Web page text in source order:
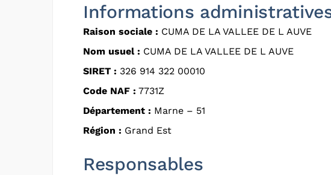
Informations
Raison sociale : CUMA DE LA VALLEE DE L AUVE
Nom usuel : CUMA DE LA VALLEE DE L AUVE
SIRET : 326 914 322 00010
Code NAF : 7731Z
Département : Marne – 51
Région : Grand Est
Responsables